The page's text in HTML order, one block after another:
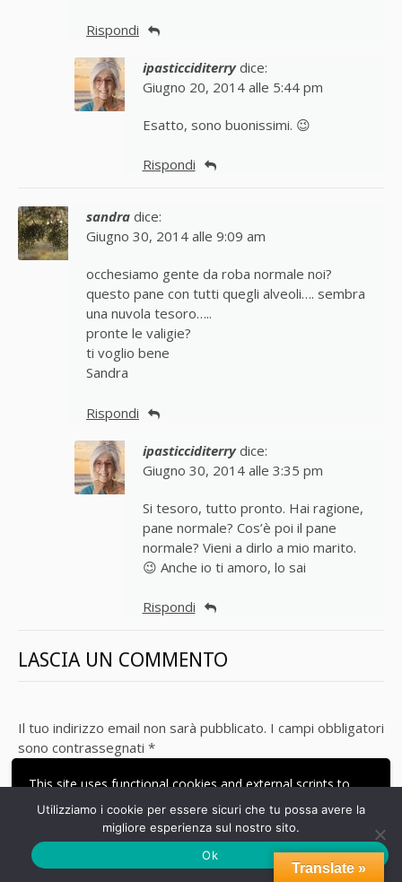
This site uses functional cookies and external scripts to
improve your experience.
LE MIE IMPOSTAZIONI
ACCETTA
Rispondi
ipasticciditerry dice:
Giugno 20, 2014 alle 5:44 pm
Esatto, sono buonissimi. 😉
Rispondi
sandra dice:
Giugno 30, 2014 alle 9:09 am
occhesiamo gente da roba normale noi?
questo pane con tutti quegli alveoli…. sembra
una nuvola tesoro…..
pronte le valigie?
ti voglio bene
Sandra
Rispondi
ipasticciditerry dice:
Giugno 30, 2014 alle 3:35 pm
Si tesoro, tutto pronto. Hai ragione,
pane normale? Cos’è poi il pane
normale? Vieni a dirlo a mio marito.
😉 Anche io ti amoro, lo sai
Rispondi
LASCIA UN COMMENTO
Il tuo indirizzo email non sarà pubblicato. I campi obbligatori
sono contrassegnati *
COMMENTO*
Translate »
Utilizziamo i cookie per essere sicuri che tu possa avere la
migliore esperienza sul nostro sito.
Ok